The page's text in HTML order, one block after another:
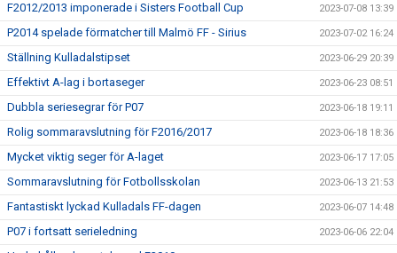
F2012/2013 imponerade i Sisters Football Cup 2023-07-08 13:39
P2014 spelade förmatcher till Malmö FF - Sirius 2023-07-02 16:24
Ställning Kulladalstipset 2023-06-29 20:39
Effektivt A-lag i bortaseger 2023-06-23 08:51
Dubbla seriesegrar för P07 2023-06-18 19:11
Rolig sommaravslutning för F2016/2017 2023-06-18 18:36
Mycket viktig seger för A-laget 2023-06-17 17:05
Sommaravslutning för Fotbollsskolan 2023-06-13 21:53
Fantastiskt lyckad Kulladals FF-dagen 2023-06-07 14:48
P07 i fortsatt serieledning 2023-06-06 22:04